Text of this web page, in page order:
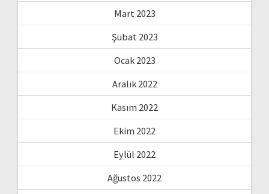
Mart 2023
Şubat 2023
Ocak 2023
Aralık 2022
Kasım 2022
Ekim 2022
Eylül 2022
Ağustos 2022